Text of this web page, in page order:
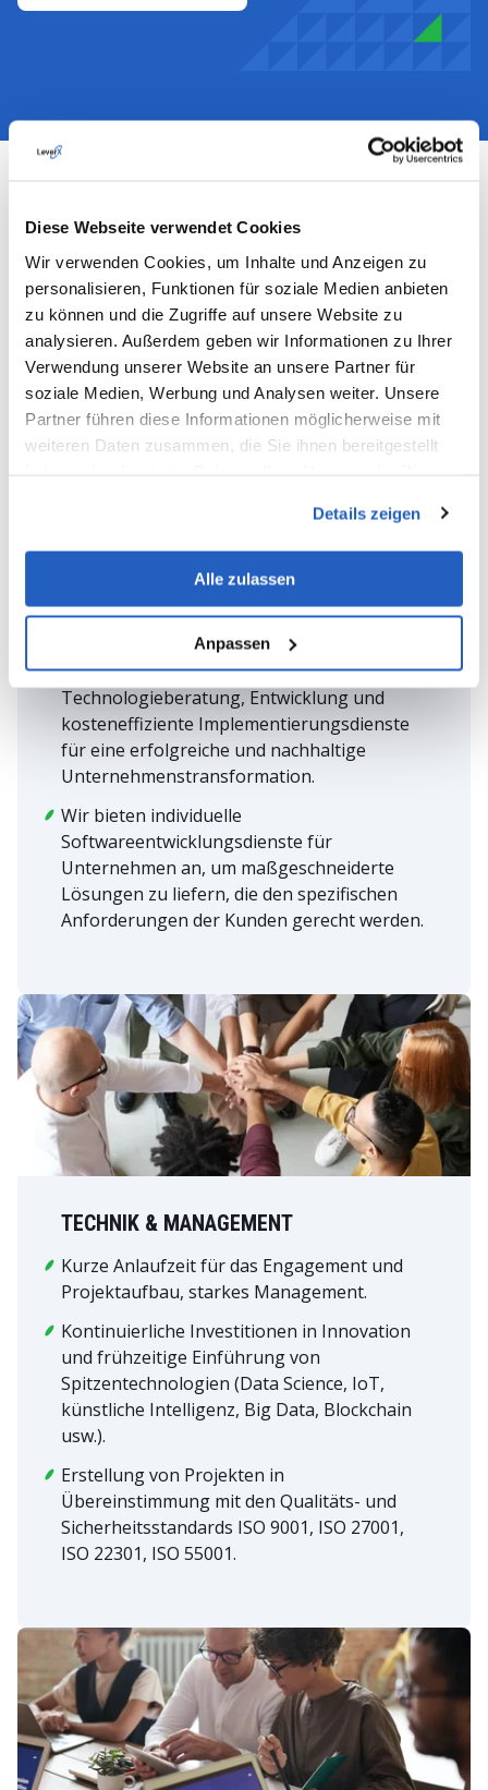
Diese Webseite verwendet Cookies
Wir verwenden Cookies, um Inhalte und Anzeigen zu
personalisieren, Funktionen für soziale Medien anbieten
zu können und die Zugriffe auf unsere Website zu
analysieren. Außerdem geben wir Informationen zu Ihrer
Verwendung unserer Website an unsere Partner für
soziale Medien, Werbung und Analysen weiter. Unsere
Partner führen diese Informationen möglicherweise mit
weiteren Daten zusammen, die Sie ihnen bereitgestellt
Details zeigen
Alle zulassen
Anpassen
Warum sollten Sie LeverX als SAP-
Implementierungsanbieter wählen?
GLOBALER SYSTEMINTEGRATOR
LeverX ist ein internationales Unternehmen
mit 15 Niederlassungen in 10 Ländern, das
sich auf die Implementierung und Anpassung
von SAP spezialisiert hat.
Wir bieten umfassende
Technologieberatung, Entwicklung und
kosteneffiziente Implementierungsdienste
für eine erfolgreiche und nachhaltige
Unternehmenstransformation.
Wir bieten individuelle
Softwareentwicklungsdienste für
Unternehmen an, um maßgeschneiderte
Lösungen zu liefern, die den spezifischen
Anforderungen der Kunden gerecht werden.
TECHNIK & MANAGEMENT
Kurze Anlaufzeit für das Engagement und
Projektaufbau, starkes Management.
Kontinuierliche Investitionen in Innovation
und frühzeitige Einführung von
Spitzentechnologien (Data Science, IoT,
künstliche Intelligenz, Big Data, Blockchain
usw.).
Erstellung von Projekten in
Übereinstimmung mit den Qualitäts- und
Sicherheitsstandards ISO 9001, ISO 27001,
ISO 22301, ISO 55001.